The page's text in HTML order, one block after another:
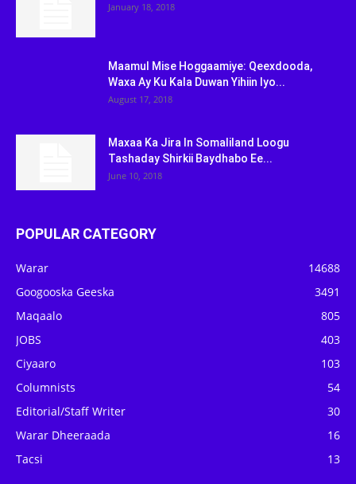
January 18, 2018
Maamul Mise Hoggaamiye: Qeexdooda,
Waxa Ay Ku Kala Duwan Yihiin Iyo...
August 17, 2018
Maxaa Ka Jira In Somaliland Loogu
Tashaday Shirkii Baydhabo Ee...
June 10, 2018
POPULAR CATEGORY
Warar
14688
Googooska Geeska
3491
Maqaalo
805
JOBS
403
Ciyaaro
103
Columnists
54
Editorial/Staff Writer
30
Warar Dheeraada
16
Tacsi
13